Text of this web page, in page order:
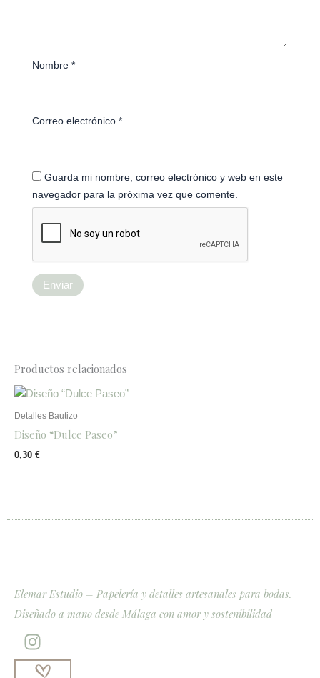
Nombre*
Correo electrónico*
Guarda mi nombre, correo electrónico y web en este
navegador para la próxima vez que comente.
Productos relacionados
Detalles Bautizo
Diseño “Dulce Paseo”
0,30 €
Elemar Estudio – Papelería y detalles artesanales para bodas.
Diseñado a mano desde Málaga con amor y sostenibilidad
I
n
s